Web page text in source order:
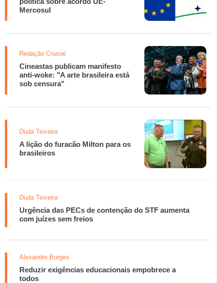
Mercosul
Redação Crusoé
Cineastas publicam manifesto
anti-woke: "A arte brasileira está
sob censura"
Duda Teixeira
A lição do furacão Milton para os
brasileiros
Duda Teixeira
Urgência das PECs de contenção do STF aumenta
com juízes sem freios
Alexandre Borges
Reduzir exigências educacionais empobrece a
todos